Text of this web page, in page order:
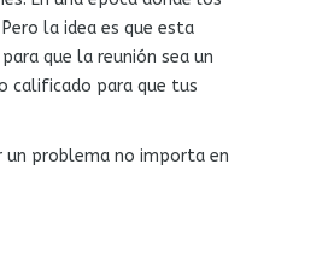
la idea es que esta
que la reunión sea un
calificado para que tus
un problema no importa en